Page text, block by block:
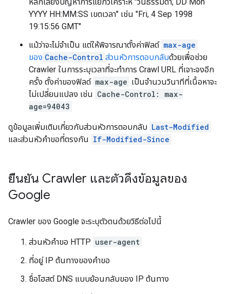
YYYY HH:MM:SS เขตเวลา" เช่น "Fri, 4 Sep 1998
19:15:56 GMT"
แม้ว่าจะไม่จําเป็น แต่ให้พิจารณาตั้งค่าฟิลด์ max-age
ของ Cache-Control ส่วนหัวการตอบกลับด้วยเพื่อช่วย
Crawler ในการระบุเวลาที่จะทำการ Crawl URL ที่เจาะจงอีก
ครั้ง ตั้งค่าของฟิลด์ max-age เป็นจำนวนวินาทีที่เนื้อหาจะ
ไม่เปลี่ยนแปลง เช่น Cache-Control: max-
age=94043
ดูข้อมูลเพิ่มเติมเกี่ยวกับส่วนหัวการตอบกลับ Last-Modified
และส่วนหัวคําขอที่ตรงกัน If-Modified-Since
ยืนยัน Crawler และตัวดึงข้อมูลของ
Google
Crawler ของ Google จะระบุตัวตนด้วยวิธีต่อไปนี้
ส่วนหัวคำขอ HTTP user-agent
ที่อยู่ IP ต้นทางของคำขอ
ชื่อโฮสต์ DNS แบบย้อนกลับของ IP ต้นทาง